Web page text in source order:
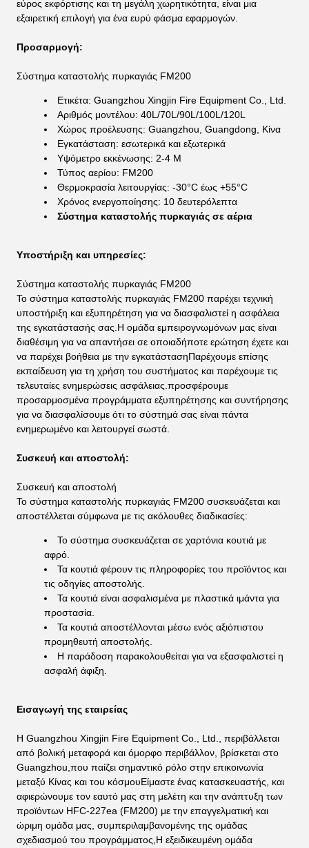
εύρος εκφόρτισης και τη μεγάλη χωρητικότητα, είναι μια
εξαιρετική επιλογή για ένα ευρύ φάσμα εφαρμογών.
Προσαρμογή:
Σύστημα καταστολής πυρκαγιάς FM200
Ετικέτα: Guangzhou Xingjin Fire Equipment Co., Ltd.
Αριθμός μοντέλου: 40L/70L/90L/100L/120L
Χώρος προέλευσης: Guangzhou, Guangdong, Κίνα
Εγκατάσταση: εσωτερικά και εξωτερικά
Υψόμετρο εκκένωσης: 2-4 M
Τύπος αερίου: FM200
Θερμοκρασία λειτουργίας: -30°C έως +55°C
Χρόνος ενεργοποίησης: 10 δευτερόλεπτα
Σύστημα καταστολής πυρκαγιάς σε αέρια
Υποστήριξη και υπηρεσίες:
Σύστημα καταστολής πυρκαγιάς FM200
Το σύστημα καταστολής πυρκαγιάς FM200 παρέχει τεχνική
υποστήριξη και εξυπηρέτηση για να διασφαλιστεί η ασφάλεια
της εγκατάστασής σας.Η ομάδα εμπειρογνωμόνων μας είναι
διαθέσιμη για να απαντήσει σε οποιαδήποτε ερώτηση έχετε και
να παρέχει βοήθεια με την εγκατάστασηΠαρέχουμε επίσης
εκπαίδευση για τη χρήση του συστήματος και παρέχουμε τις
τελευταίες ενημερώσεις ασφάλειας.προσφέρουμε
προσαρμοσμένα προγράμματα εξυπηρέτησης και συντήρησης
για να διασφαλίσουμε ότι το σύστημά σας είναι πάντα
ενημερωμένο και λειτουργεί σωστά.
Συσκευή και αποστολή:
Συσκευή και αποστολή
Το σύστημα καταστολής πυρκαγιάς FM200 συσκευάζεται και
αποστέλλεται σύμφωνα με τις ακόλουθες διαδικασίες:
Το σύστημα συσκευάζεται σε χαρτόνια κουτιά με
αφρό.
Τα κουτιά φέρουν τις πληροφορίες του προϊόντος και
τις οδηγίες αποστολής.
Τα κουτιά είναι ασφαλισμένα με πλαστικά ιμάντα για
προστασία.
Τα κουτιά αποστέλλονται μέσω ενός αξιόπιστου
προμηθευτή αποστολής.
Η παράδοση παρακολουθείται για να εξασφαλιστεί η
ασφαλή άφιξη.
Εισαγωγή της εταιρείας
Η Guangzhou Xingjin Fire Equipment Co., Ltd., περιβάλλεται
από βολική μεταφορά και όμορφο περιβάλλον, βρίσκεται στο
Guangzhou,που παίζει σημαντικό ρόλο στην επικοινωνία
μεταξύ Κίνας και του κόσμουΕίμαστε ένας κατασκευαστής, και
αφιερώνουμε τον εαυτό μας στη μελέτη και την ανάπτυξη των
προϊόντων HFC-227ea (FM200) με την επαγγελματική και
ώριμη ομάδα μας, συμπεριλαμβανομένης της ομάδας
σχεδιασμού του προγράμματος,Η εξειδικευμένη ομάδα